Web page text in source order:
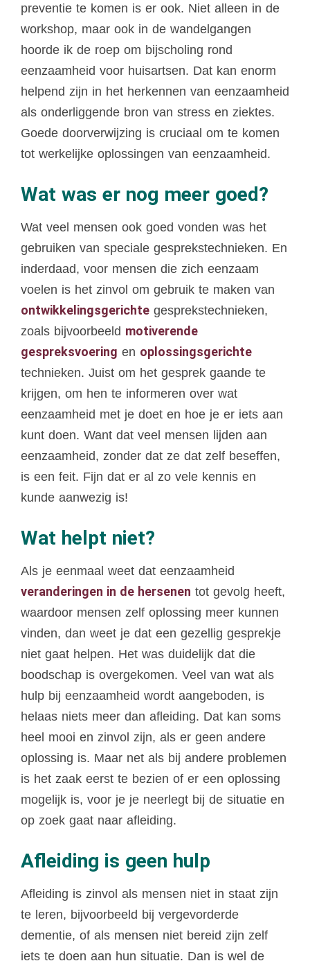
preventie te komen is er ook. Niet alleen in de
workshop, maar ook in de wandelgangen
hoorde ik de roep om bijscholing rond
eenzaamheid voor huisartsen. Dat kan enorm
helpend zijn in het herkennen van eenzaamheid
als onderliggende bron van stress en ziektes.
Goede doorverwijzing is cruciaal om te komen
tot werkelijke oplossingen van eenzaamheid.
Wat was er nog meer goed?
Wat veel mensen ook goed vonden was het
gebruiken van speciale gesprekstechnieken. En
inderdaad, voor mensen die zich eenzaam
voelen is het zinvol om gebruik te maken van
ontwikkelingsgerichte gesprekstechnieken,
zoals bijvoorbeeld motiverende
gespreksvoering en oplossingsgerichte
technieken. Juist om het gesprek gaande te
krijgen, om hen te informeren over wat
eenzaamheid met je doet en hoe je er iets aan
kunt doen. Want dat veel mensen lijden aan
eenzaamheid, zonder dat ze dat zelf beseffen,
is een feit. Fijn dat er al zo vele kennis en
kunde aanwezig is!
Wat helpt niet?
Als je eenmaal weet dat eenzaamheid
veranderingen in de hersenen tot gevolg heeft,
waardoor mensen zelf oplossing meer kunnen
vinden, dan weet je dat een gezellig gesprekje
niet gaat helpen. Het was duidelijk dat die
boodschap is overgekomen. Veel van wat als
hulp bij eenzaamheid wordt aangeboden, is
helaas niets meer dan afleiding. Dat kan soms
heel mooi en zinvol zijn, als er geen andere
oplossing is. Maar net als bij andere problemen
is het zaak eerst te bezien of er een oplossing
mogelijk is, voor je je neerlegt bij de situatie en
op zoek gaat naar afleiding.
Afleiding is geen hulp
Afleiding is zinvol als mensen niet in staat zijn
te leren, bijvoorbeeld bij vergevorderde
dementie, of als mensen niet bereid zijn zelf
iets te doen aan hun situatie. Dan is wel de